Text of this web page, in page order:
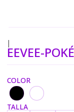
|
EEVEE-
COLOR
TALLA